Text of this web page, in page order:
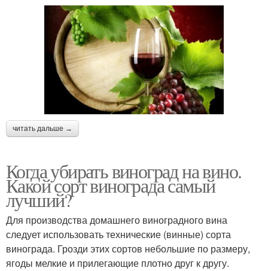
читать дальше →
Когда убирать виноград на вино.
Какой сорт винограда самый
лучший?
Для производства домашнего виноградного вина
следует использовать технические (винные) сорта
винограда. Грозди этих сортов небольшие по размеру,
ягоды мелкие и прилегающие плотно друг к другу.